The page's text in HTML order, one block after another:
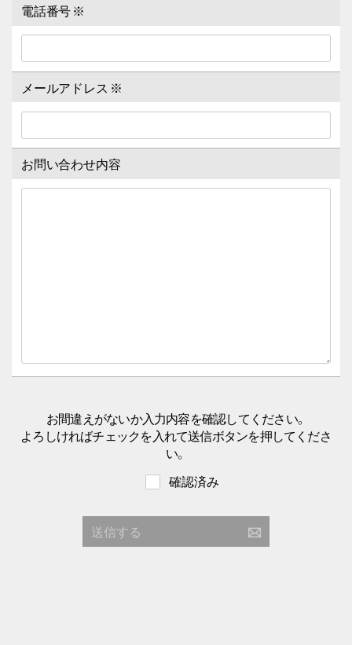
電話番号※
メールアドレス ※
お問い合わせ内容
お間違えがないか入力内容を確認してください。
よろしければチェックを入れて送信ボタンを押してくださ
い。
確認済み